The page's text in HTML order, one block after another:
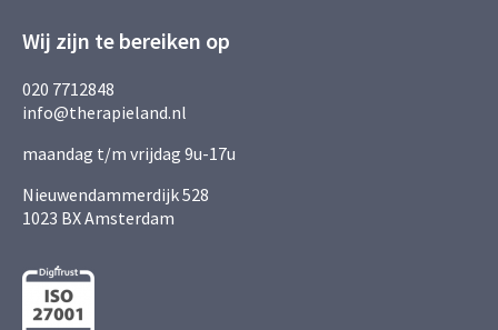
Wij zijn te bereiken op
020 7712848
info@therapieland.nl
maandag t/m vrijdag 9u-17u
Nieuwendammerdijk 528
1023 BX Amsterdam